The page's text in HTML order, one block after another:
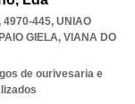
4970-445, UNIAO
GIELA, VIANA DO
de ourivesaria e